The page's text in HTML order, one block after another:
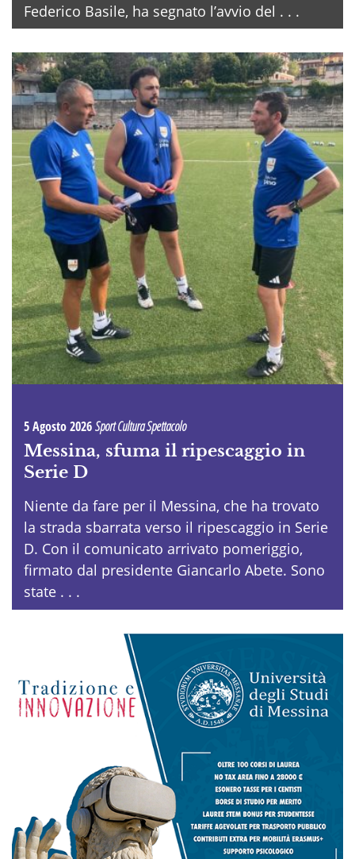
Federico Basile, ha segnato l’avvio del . . .
5 Agosto 2026Sport Cultura Spettacolo
Messina, sfuma il ripescaggio in
Serie D
Niente da fare per il Messina, che ha trovato
la strada sbarrata verso il ripescaggio in Serie
D. Con il comunicato arrivato pomeriggio,
firmato dal presidente Giancarlo Abete. Sono
state . . .